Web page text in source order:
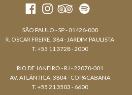
SÃO PAULO - SP - 01426-000
R. OSCAR FREIRE, 384 - JARDIM PAULISTA
T. +55 11 3728 - 2000
RIO DE JANEIRO - RJ - 22070-001
AV. ATLÂNTICA, 3804 - COPACABANA
T. +55 21 3503 - 6600